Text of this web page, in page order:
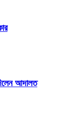
আদালত